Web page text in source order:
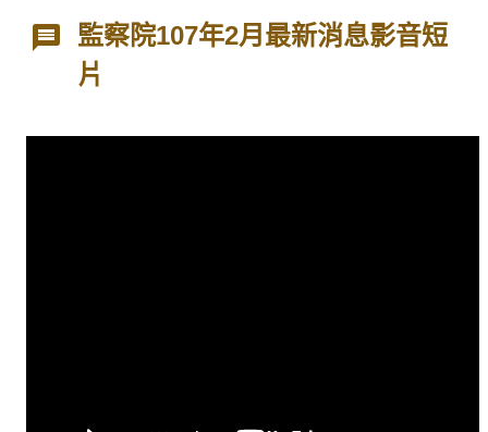
監察院107年2月最新消息影音短
片